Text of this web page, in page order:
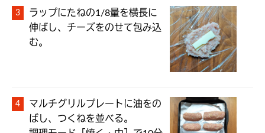
ラップにたねの1/8量を横長に
伸ばし、チーズをのせて包み込
む。
マルチグリルプレートに油をの
ばし、つくねを並べる。